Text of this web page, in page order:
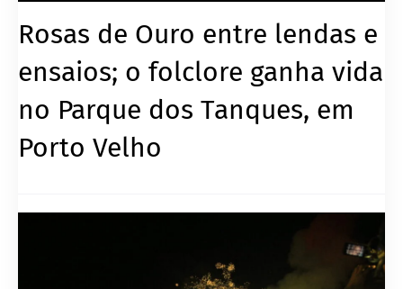
Rosas de Ouro entre lendas e
ensaios; o folclore ganha vida
no Parque dos Tanques, em
Porto Velho